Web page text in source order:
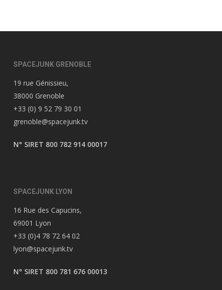
SPACEJUNK GRENOBLE
19 rue Génissieu,
38000 Grenoble
+33 (0) 9 52 79 30 01
grenoble@spacejunk.tv
N° SIRET 800 782 914 00017
SPACEJUNK LYON
16 Rue des Capucins,
69001 Lyon
+33 (0)4 78 72 64 02
lyon@spacejunk.tv
N° SIRET 800 781 676 00013